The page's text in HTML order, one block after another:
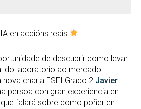
en accións reais
de descubrir como levar
do laboratorio ao mercado!
charla ESEI Grado 2 Javier
persoa con gran experiencia en
falará sobre como poñer en